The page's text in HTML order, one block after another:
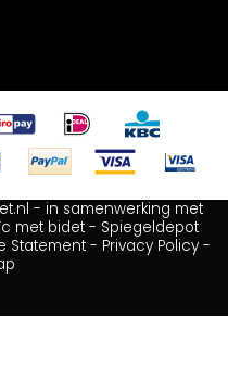
- in samenwerking met
met bidet - Spiegeldepot
Statement- Privacy Policy-